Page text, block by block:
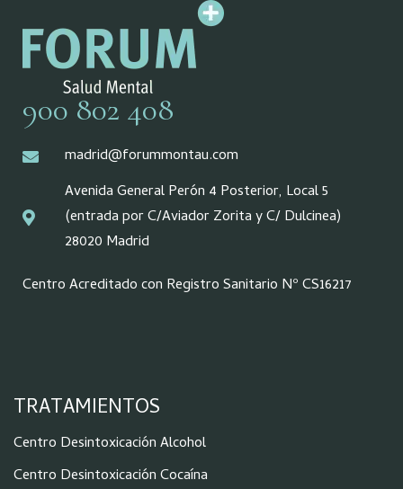
900 802 408
madrid@forummontau.com
Avenida General Perón 4 Posterior, Local 5
(entrada por C/Aviador Zorita y C/ Dulcinea)
28020 Madrid
Centro Acreditado con Registro Sanitario Nº CS16217
TRATAMIENTOS
Centro Desintoxicación Alcohol
Centro Desintoxicación Cocaína